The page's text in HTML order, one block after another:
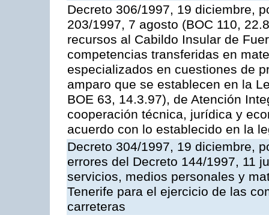
Decreto 306/1997, 19 diciembre,
203/1997, 7 agosto (BOC 110,
recursos al Cabildo Insular de
competencias transferidas en
especializados en cuestiones de
amparo que se establecen en la
BOE 63, 14.3.97), de Atención
cooperación técnica, jurídica y
acuerdo con lo establecido en la
Decreto 304/1997, 19 diciembre,
errores del Decreto 144/1997, 11
servicios, medios personales y
Tenerife para el ejercicio de las
carreteras